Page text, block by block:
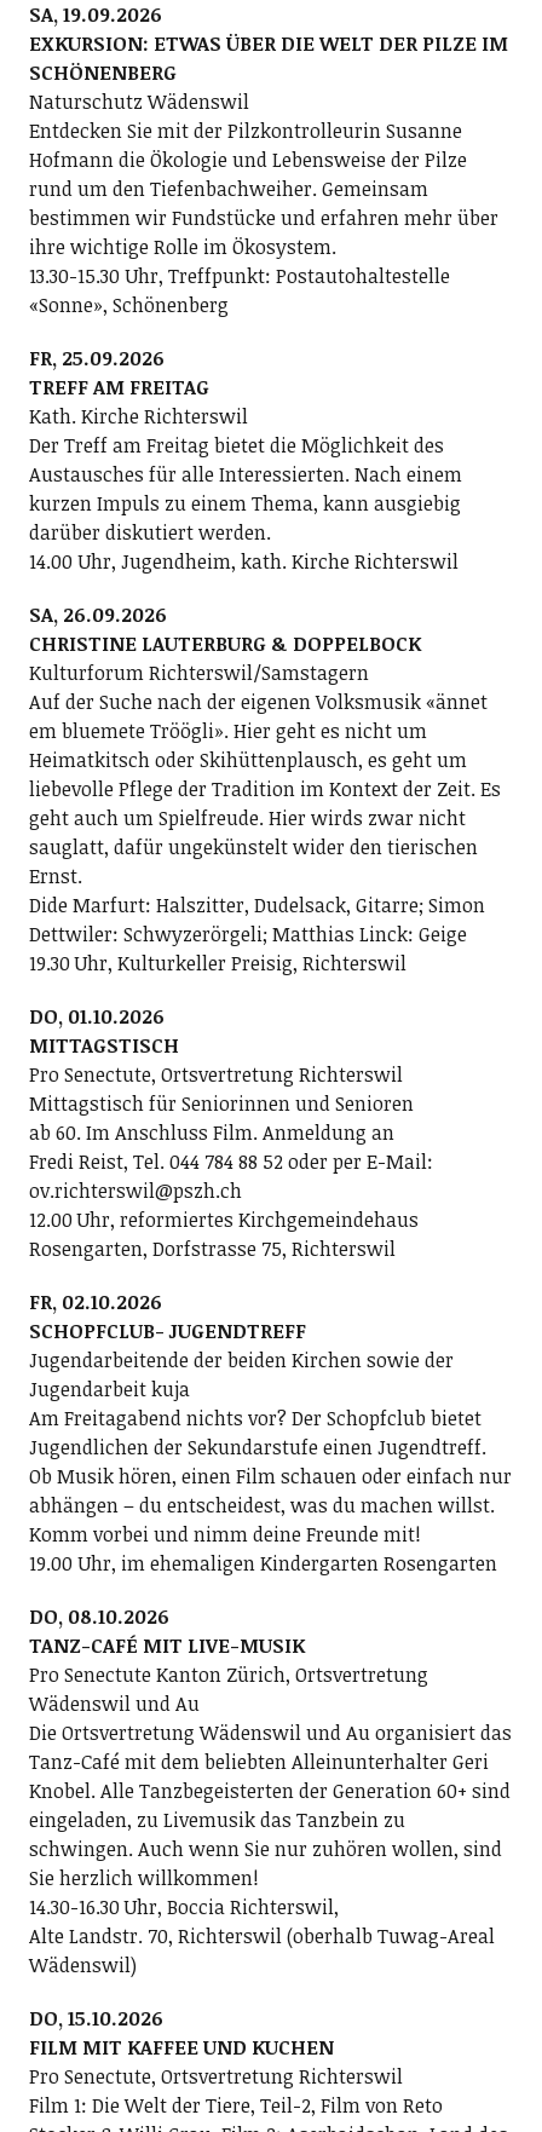
SA, 19.09.2026
EXKURSION: ETWAS ÜBER DIE WELT DER PILZE IM
SCHÖNENBERG
Naturschutz Wädenswil
Entdecken Sie mit der Pilzkontrolleurin Susanne
Hofmann die Ökologie und Lebensweise der Pilze
rund um den Tiefenbachweiher. Gemeinsam
bestimmen wir Fundstücke und erfahren mehr über
ihre wichtige Rolle im Ökosystem.
13.30-15.30 Uhr, Treffpunkt: Postautohaltestelle
«Sonne», Schönenberg
FR, 25.09.2026
TREFF AM FREITAG
Kath. Kirche Richterswil
Der Treff am Freitag bietet die Möglichkeit des
Austausches für alle Interessierten. Nach einem
kurzen Impuls zu einem Thema, kann ausgiebig
darüber diskutiert werden.
14.00 Uhr, Jugendheim, kath. Kirche Richterswil
SA, 26.09.2026
CHRISTINE LAUTERBURG & DOPPELBOCK
Kulturforum Richterswil/Samstagern
Auf der Suche nach der eigenen Volksmusik «ännet
em bluemete Tröögli». Hier geht es nicht um
Heimatkitsch oder Skihüttenplausch, es geht um
liebevolle Pflege der Tradition im Kontext der Zeit. Es
geht auch um Spielfreude. Hier wirds zwar nicht
sauglatt, dafür ungekünstelt wider den tierischen
Ernst.
Dide Marfurt: Halszitter, Dudelsack, Gitarre; ­Simon
Dettwiler: Schwyzerörgeli; Matthias Linck: Geige
19.30 Uhr, Kulturkeller Preisig, Richterswil
DO, 01.10.2026
MITTAGSTISCH
Pro Senectute, Ortsvertretung Richterswil
Mittagstisch für Seniorinnen und Senioren
ab 60. Im Anschluss Film. Anmeldung an
Fredi Reist, Tel. 044 784 88 52 oder per E-Mail:
ov.richterswil@pszh.ch
12.00 Uhr, reformiertes Kirchgemeindehaus
Rosengarten, Dorfstrasse 75, Richterswil
FR, 02.10.2026
SCHOPFCLUB- JUGENDTREFF
Jugendarbeitende der beiden Kirchen sowie der
Jugendarbeit kuja
Am Freitagabend nichts vor? Der Schopfclub bietet
Jugendlichen der Sekundarstufe einen Jugendtreff.
Ob Musik hören, einen Film schauen oder einfach nur
abhängen – du entscheidest, was du machen willst.
Komm vorbei und nimm deine Freunde mit!
19.00 Uhr, im ehemaligen Kindergarten Rosengarten
DO, 08.10.2026
TANZ-CAFÉ MIT LIVE-MUSIK
Pro Senectute Kanton Zürich, Ortsvertretung
Wädenswil und Au
Die Ortsvertretung Wädenswil und Au organisiert das
Tanz-Café mit dem beliebten Alleinunterhalter Geri
Knobel. Alle Tanzbegeisterten der Generation 60+ sind
eingeladen, zu Livemusik das Tanzbein zu
schwingen. Auch wenn Sie nur zuhören wollen, sind
Sie herzlich willkommen!
14.30-16.30 Uhr, Boccia Richterswil,
Alte Landstr. 70, Richterswil (oberhalb Tuwag-Areal
Wädenswil)
DO, 15.10.2026
FILM MIT KAFFEE UND KUCHEN
Pro Senectute, Ortsvertretung Richterswil
Film 1: Die Welt der Tiere, Teil-2, Film von Reto